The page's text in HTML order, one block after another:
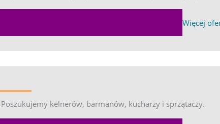
EXPAND
Więcej
kelnerów, barmanów, kucharzy i sprzątaczy.